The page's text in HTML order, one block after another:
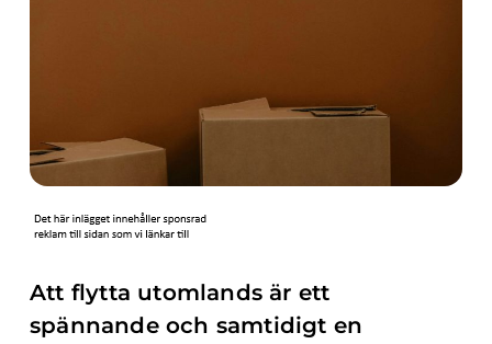
Att flytta utomlands är ett
spännande och samtidigt en